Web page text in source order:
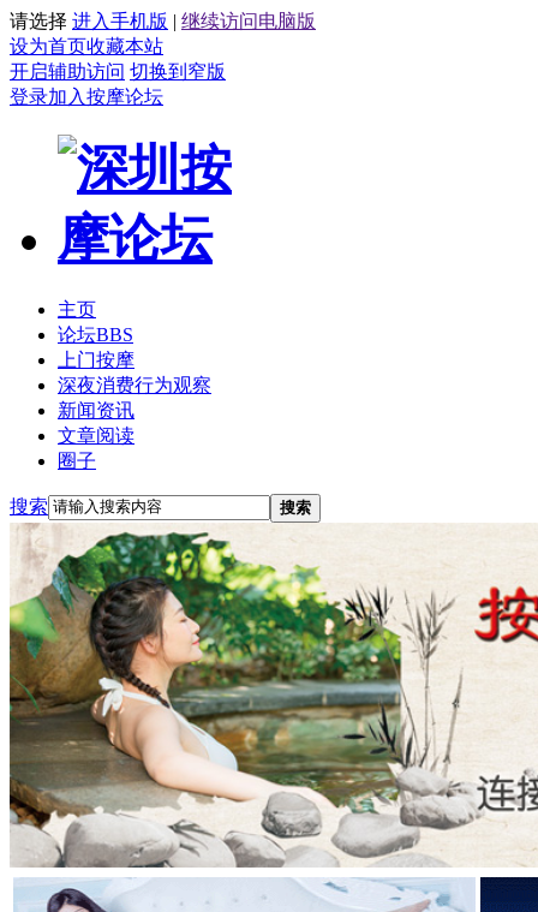
请选择 进入手机版 | 继续访问电脑版
设为首页收藏本站
开启辅助访问 切换到窄版
登录加入按摩论坛
主页
论坛BBS
上门按摩
深夜消费行为观察
新闻资讯
文章阅读
圈子
搜索 搜索